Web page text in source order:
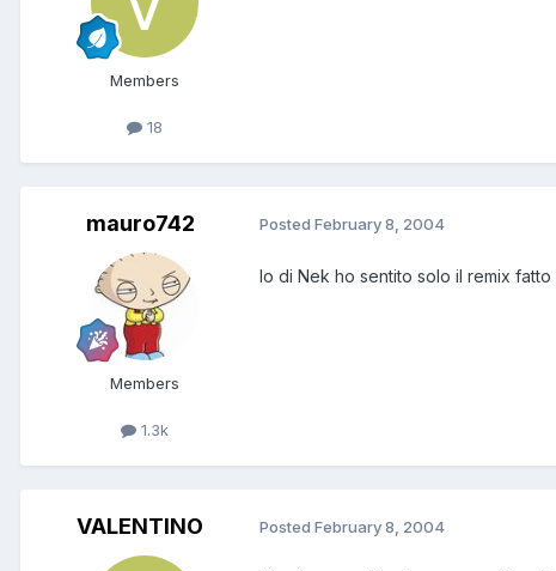
Members
18
mauro742
Members
1.3k
Posted February 8, 2004
Io di Nek ho sentito solo il remix fatto
VALENTINO Posted February 8, 2004